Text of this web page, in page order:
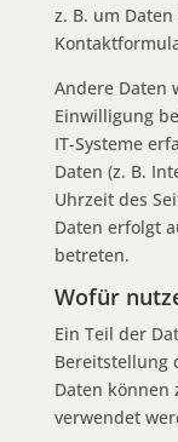
z. B. um
Andere Daten
Einwilligung
IT-Systeme
Daten (z. B.
Uhrzeit des
Daten erfolgt
betreten.
Wofür
Ein Teil der
Bereitstellung
Daten können
verwendet